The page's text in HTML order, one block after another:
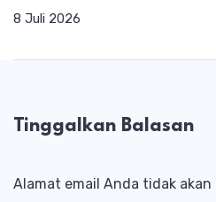
8 Juli 2026
Tinggalkan Balasan
Alamat email Anda tidak akan